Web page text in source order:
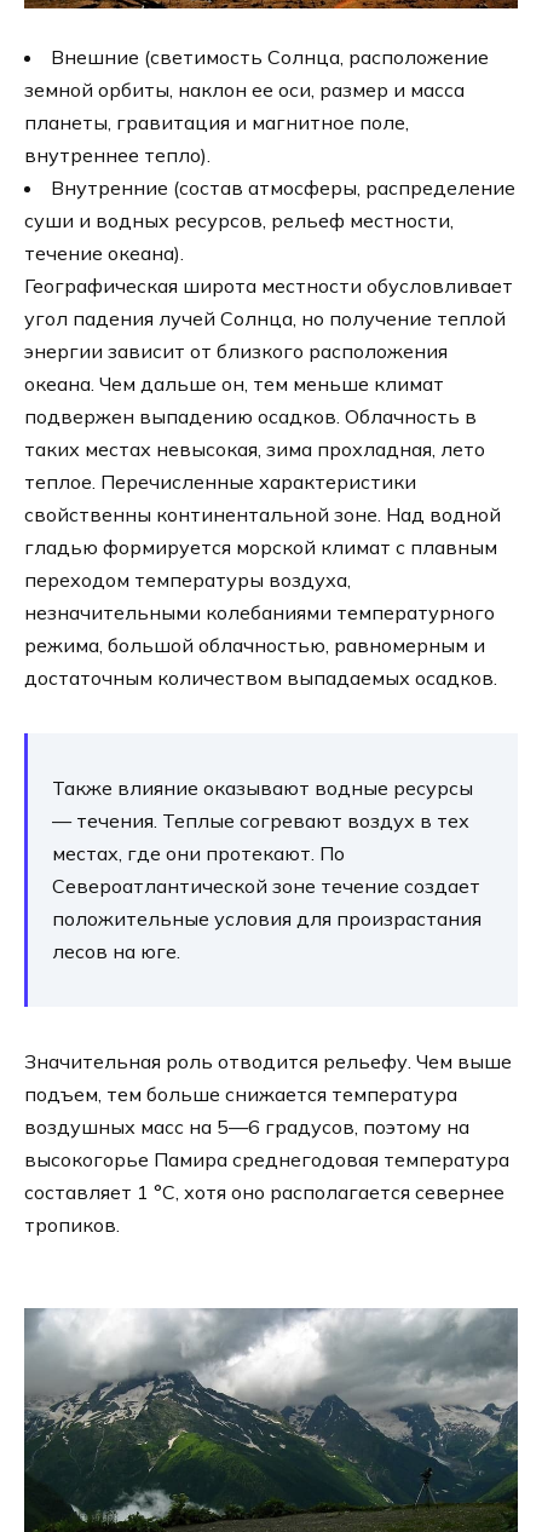
Внешние (светимость Солнца, расположение
земной орбиты, наклон ее оси, размер и масса
планеты, гравитация и магнитное поле,
внутреннее тепло).
Внутренние (состав атмосферы, распределение
суши и водных ресурсов, рельеф местности,
течение океана).
Географическая широта местности обусловливает
угол падения лучей Солнца, но получение теплой
энергии зависит от близкого расположения
океана. Чем дальше он, тем меньше климат
подвержен выпадению осадков. Облачность в
таких местах невысокая, зима прохладная, лето
теплое. Перечисленные характеристики
свойственны континентальной зоне. Над водной
гладью формируется морской климат с плавным
переходом температуры воздуха,
незначительными колебаниями температурного
режима, большой облачностью, равномерным и
достаточным количеством выпадаемых осадков.
Также влияние оказывают водные ресурсы
— течения. Теплые согревают воздух в тех
местах, где они протекают. По
Североатлантической зоне течение создает
положительные условия для произрастания
лесов на юге.
Значительная роль отводится рельефу. Чем выше
подъем, тем больше снижается температура
воздушных масс на 5—6 градусов, поэтому на
высокогорье Памира среднегодовая температура
составляет 1 °C, хотя оно располагается севернее
тропиков.